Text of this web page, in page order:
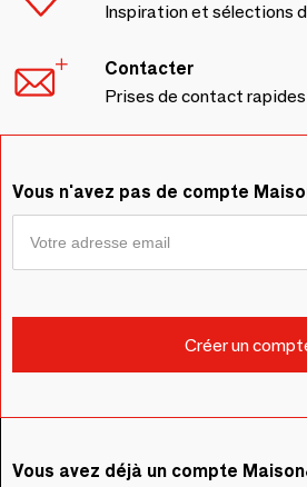
Inspiration et sélections
Contacter
Prises de contact
Vous n'avez pas de compte
Vous avez déjà un compte